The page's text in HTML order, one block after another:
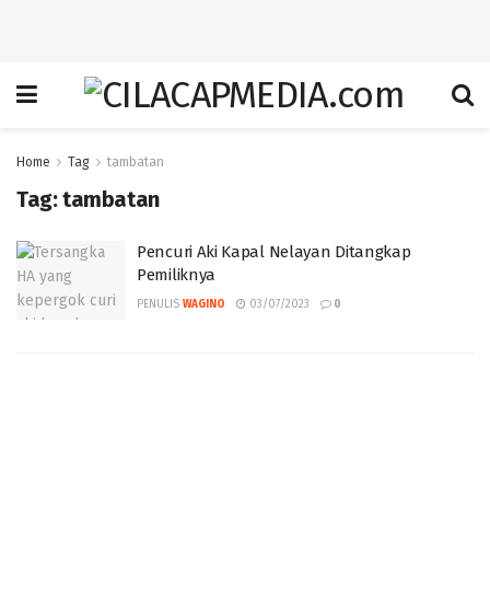
Home Tag tambatan
Tag:tambatan
Pencuri Aki Kapal Nelayan Ditangkap
Pemiliknya
PENULIS WAGINO 03/07/2023 0